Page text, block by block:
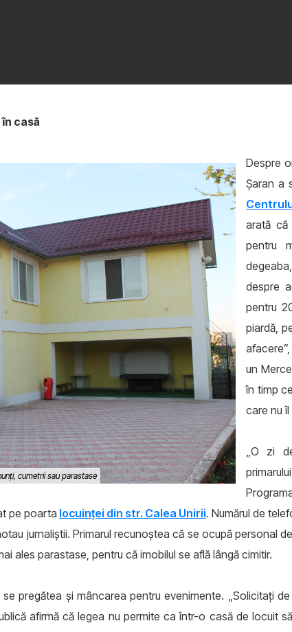
casă
cumetrii sau parastase
Despre
Șaran a
arată că
pentru
despre
pentru
piardă,
un
în timp
care nu
„O zi
pe poarta locuinței din str. Calea Unirii. Numărul de
jurnaliștii. Primarul recunoștea că se ocupă personal
ales parastase, pentru că imobilul se află lângă cimitir.
pregătea și mâncarea pentru evenimente. „Solicitați
afirmă că legea nu permite ca într-o casă de locuit